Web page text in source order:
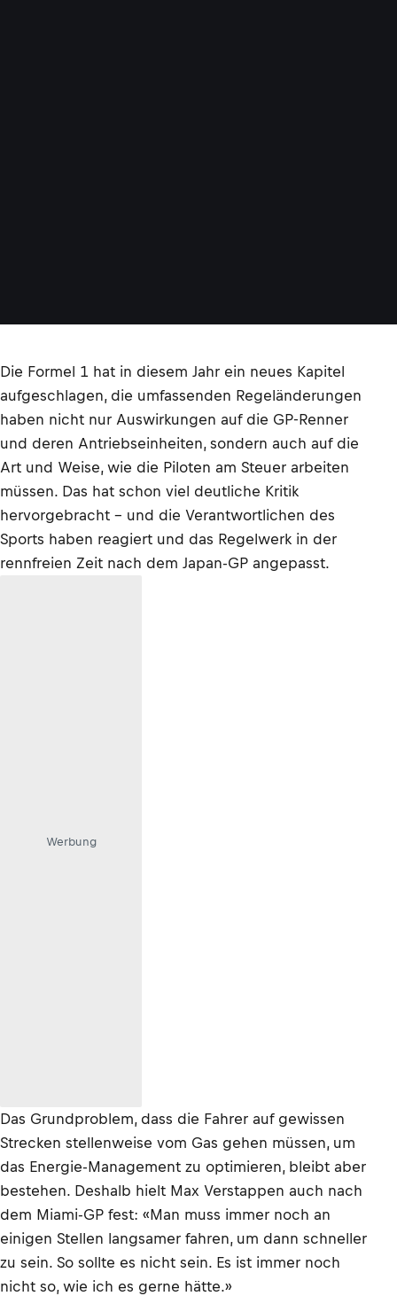
Die Formel 1 hat in diesem Jahr ein neues Kapitel
aufgeschlagen, die umfassenden Regeländerungen
haben nicht nur Auswirkungen auf die GP-Renner
und deren Antriebseinheiten, sondern auch auf die
Art und Weise, wie die Piloten am Steuer arbeiten
müssen. Das hat schon viel deutliche Kritik
hervorgebracht – und die Verantwortlichen des
Sports haben reagiert und das Regelwerk in der
rennfreien Zeit nach dem Japan-GP angepasst.
Werbung
Das Grundproblem, dass die Fahrer auf gewissen
Strecken stellenweise vom Gas gehen müssen, um
das Energie-Management zu optimieren, bleibt aber
bestehen. Deshalb hielt Max Verstappen auch nach
dem Miami-GP fest: «Man muss immer noch an
einigen Stellen langsamer fahren, um dann schneller
zu sein. So sollte es nicht sein. Es ist immer noch
nicht so, wie ich es gerne hätte.»